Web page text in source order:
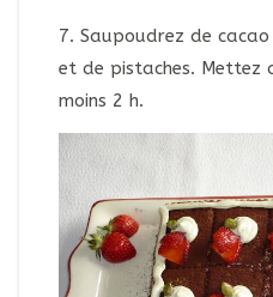
7. Saupoudrez de
et de pistaches. Mettez
moins 2 h.